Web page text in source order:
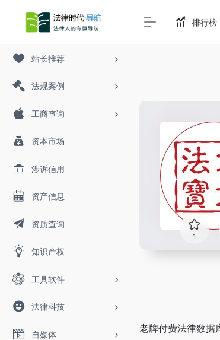
站长推荐
法规案例
工商查询
资本市场
涉诉信用
资产信息
资质查询
知识产权
工具软件
法律科技
自媒体
排行榜
1
老牌付费法律数据